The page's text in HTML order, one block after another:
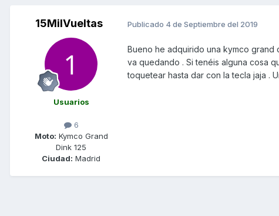
15MilVueltas
Usuarios
6
Moto: Kymco Grand
Dink 125
Ciudad: Madrid
Publicado 4 de Septiembre del 2019
Bueno he adquirido una kymco grand
va quedando . Si tenéis alguna cosa
toquetear hasta dar con la tecla jaja .